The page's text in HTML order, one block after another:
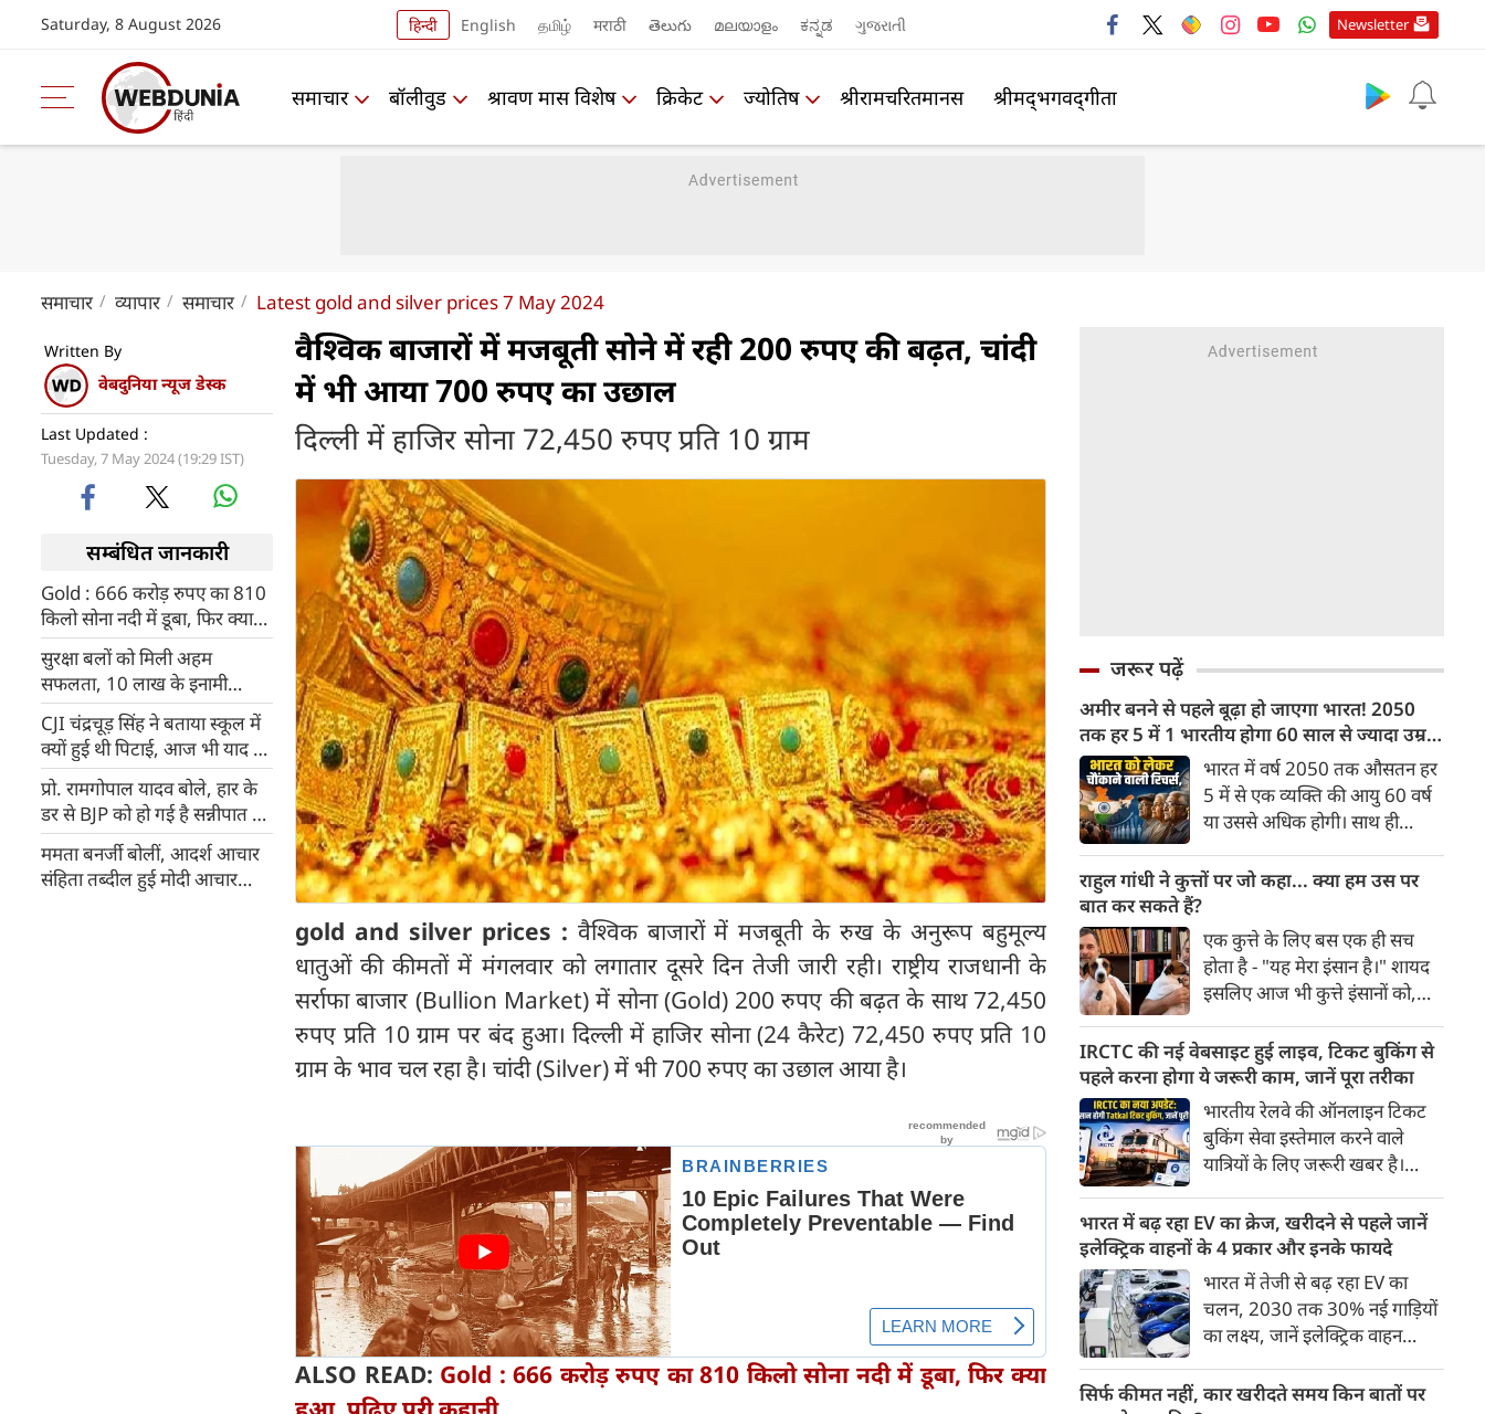
Saturday, 8 August 2026 हिन्दी English தமிழ் मराठी తెలుగు മലയാളം ಕನ್ನಡ ગુજરાતી Newsletter
समाचार बॉलीवुड श्रावण मास विशेष क्रिकेट ज्योतिष श्रीरामचरितमानस श्रीमद्‍भगवद्‍गीता
समाचार व्यापार समाचार Latest gold and silver prices 7 May 2024
Written By
वेबदुनिया न्यूज डेस्क
Last Updated :
Tuesday, 7 May 2024 (19:29 IST)
सम्बंधित जानकारी
Gold : 666 करोड़ रुपए का 810
किलो सोना नदी में डूबा, फिर क्या
हुआ, पढ़िए पूरी कहानी
सुरक्षा बलों को मिली अहम
सफलता, 10 लाख के इनामी
आतंकी बासित डार को 3 साथियों
के साथ मार गिराया
CJI चंद्रचूड़ सिंह ने बताया स्कूल में
क्यों हुई थी पिटाई, आज भी याद है
वो शर्मिंदगी
प्रो. रामगोपाल यादव बोले, हार के
डर से BJP को हो गई है सन्नीपात की
बीमारी
ममता बनर्जी बोलीं, आदर्श आचार
संहिता तब्दील हुई मोदी आचार
वैश्विक बाजारों में मजबूती सोने में रही 200 रुपए की बढ़त, चांदी
में भी आया 700 रुपए का उछाल
दिल्ली में हाजिर सोना 72,450 रुपए प्रति 10 ग्राम
gold and silver prices : वैश्विक बाजारों में मजबूती के रुख के अनुरूप बहुमूल्य
धातुओं की कीमतों में मंगलवार को लगातार दूसरे दिन तेजी जारी रही। राष्ट्रीय राजधानी के
सर्राफा बाजार (Bullion Market) में सोना (Gold) 200 रुपए की बढ़त के साथ 72,450
रुपए प्रति 10 ग्राम पर बंद हुआ। दिल्ली में हाजिर सोना (24 कैरेट) 72,450 रुपए प्रति 10
ग्राम के भाव चल रहा है। चांदी (Silver) में भी 700 रुपए का उछाल आया है।
ALSO READ: Gold : 666 करोड़ रुपए का 810 किलो सोना नदी में डूबा, फिर क्या
जरूर पढ़ें
अमीर बनने से पहले बूढ़ा हो जाएगा भारत! 2050
तक हर 5 में 1 भारतीय होगा 60 साल से ज्यादा उम्र
का
भारत में वर्ष 2050 तक औसतन हर
5 में से एक व्यक्ति की आयु 60 वर्ष
या उससे अधिक होगी। साथ ही
भारत में रहेंगे। ‘ट्रांसफॉर्म रूरल
अनुसार भारत विकसित देशों के
विपरीत समृद्ध बनने से पहले ही वृद्ध
होती आबादी वाले देश की श्रेणी में
पहुंच रहा है।
राहुल गांधी ने कुत्तों पर जो कहा... क्या हम उस पर
बात कर सकते हैं?
एक कुत्ते के लिए बस एक ही सच
होता है - "यह मेरा इंसान है।" शायद
इसलिए आज भी कुत्ते इंसानों को,
भू-राजनीति से लेकर कृत्रिम
बुद्धिमत्ता, जलवायु परिवर्तन से लेकर
क्रिकेट तक हर विषय पर बहस कर
सकते हैं, तो उस जीव पर भी एक
गंभीर चर्चा बनती है जिसने किसी भी
सभ्यता से पहले इंसान का साथ चुना
था। दुर्भाग्य यह है कि आज कुत्तों के
बारे में हमारी राय पशु-चिकित्सकों,
व्यवहार वैज्ञानिकों या विशेषज्ञों से
कम... और व्हाट्सऐप यूनिवर्सिटी से
ज़्यादा बनती है।
IRCTC की नई वेबसाइट हुई लाइव, टिकट बुकिंग से
पहले करना होगा ये जरूरी काम, जानें पूरा तरीका
भारतीय रेलवे की ऑनलाइन टिकट
बुकिंग सेवा इस्तेमाल करने वाले
यात्रियों के लिए जरूरी खबर है।
वेबसाइट का बीटा वर्जन लॉन्च कर
दिया है। करीब 24 साल पुराने
इंटरफेस के बाद वेबसाइट को नए
डिजाइन और कई नए फीचर्स के साथ
अपडेट किया गया है।
भारत में बढ़ रहा EV का क्रेज, खरीदने से पहले जानें
इलेक्ट्रिक वाहनों के 4 प्रकार और इनके फायदे
भारत में तेजी से बढ़ रहा EV का
चलन, 2030 तक 30% नई गाड़ियों
का लक्ष्य, जानें इलेक्ट्रिक वाहन
200 अरब रुपए का मौका
सिर्फ कीमत नहीं, कार खरीदते समय किन बातों पर